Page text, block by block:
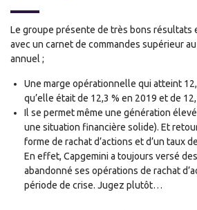
Le groupe présente de très bons résultats
avec un carnet de commandes supérieur
annuel ;
Une marge opérationnelle qui atteint
qu’elle était de 12,3 % en 2019 et de
Il se permet même une génération
une situation financière solide). Et
forme de rachat d’actions et d’un taux
En effet, Capgemini a toujours versé
abandonné ses opérations de rachat
période de crise. Jugez plutôt…